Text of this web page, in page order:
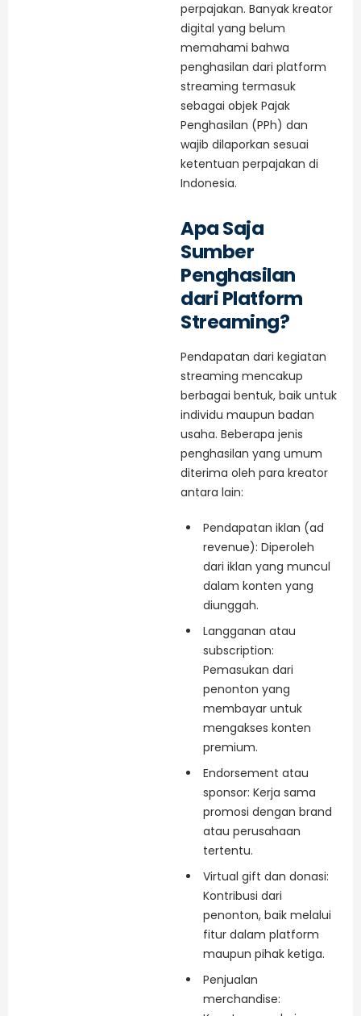
perpajakan. Banyak kreator
digital yang belum
memahami bahwa
penghasilan dari platform
streaming termasuk
sebagai objek Pajak
Penghasilan (PPh) dan
wajib dilaporkan sesuai
ketentuan perpajakan di
Indonesia.
Apa Saja
Sumber
Penghasilan
dari Platform
Streaming?
Pendapatan dari kegiatan
streaming mencakup
berbagai bentuk, baik untuk
individu maupun badan
usaha. Beberapa jenis
penghasilan yang umum
diterima oleh para kreator
antara lain:
Pendapatan iklan (ad
revenue): Diperoleh
dari iklan yang muncul
dalam konten yang
diunggah.
Langganan atau
subscription:
Pemasukan dari
penonton yang
membayar untuk
mengakses konten
premium.
Endorsement atau
sponsor: Kerja sama
promosi dengan brand
atau perusahaan
tertentu.
Virtual gift dan donasi:
Kontribusi dari
penonton, baik melalui
fitur dalam platform
maupun pihak ketiga.
Penjualan
merchandise: